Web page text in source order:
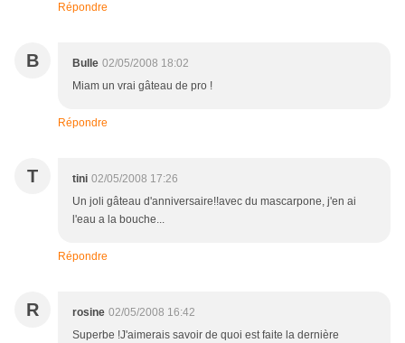
Répondre
B Bulle 02/05/2008 18:02
Miam un vrai gâteau de pro !
Répondre
T tini 02/05/2008 17:26
Un joli gâteau d'anniversaire!!avec du mascarpone, j'en ai
l'eau a la bouche...
Répondre
R rosine 02/05/2008 16:42
Superbe !J'aimerais savoir de quoi est faite la dernière